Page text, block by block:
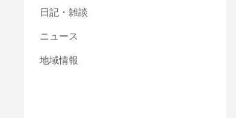
日記・雑談
ニュース
地域情報